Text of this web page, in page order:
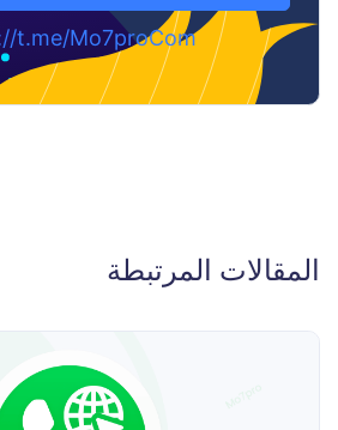
t.me/Mo7proCom
المقالات المرتبطة